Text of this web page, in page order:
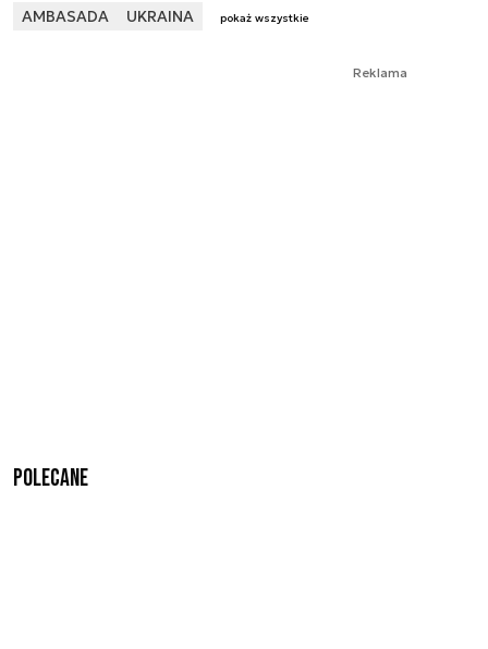
AMBASADA
UKRAINA pokaż wszystkie
Reklama
Polecane